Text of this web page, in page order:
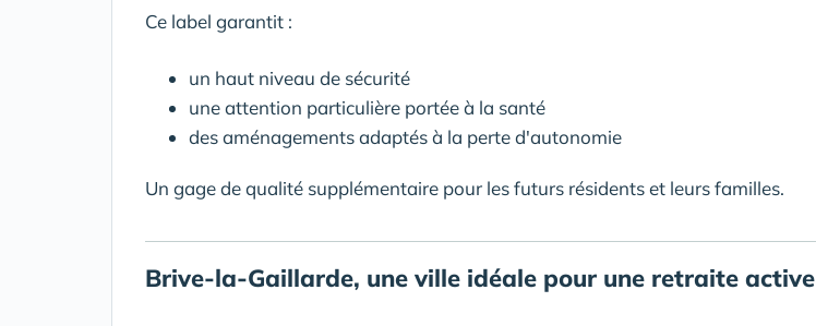
Ce label garantit :
un haut niveau de sécurité
une attention particulière portée à la santé
des aménagements adaptés à la perte d'autonomie
Un gage de qualité supplémentaire pour les futurs résidents et leurs familles.
Brive-la-Gaillarde, une ville idéale pour une retraite active